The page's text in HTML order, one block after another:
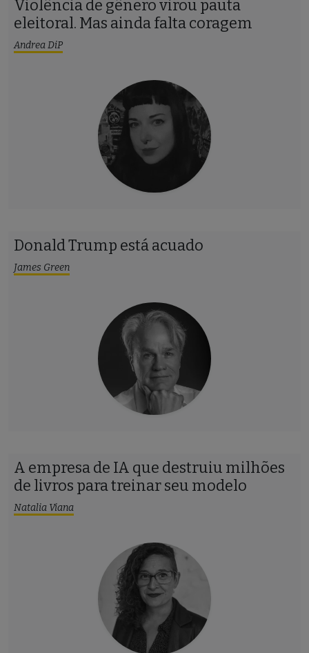
Violência de gênero virou pauta
eleitoral. Mas ainda falta coragem
Andrea DiP
Donald Trump está acuado
James Green
A empresa de IA que destruiu milhões
de livros para treinar seu modelo
Natalia Viana